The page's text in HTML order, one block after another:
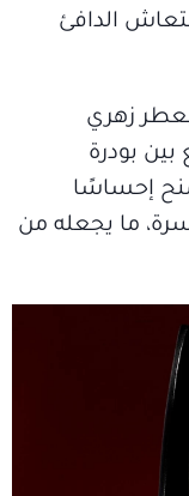
الدافئ
بعطر زهري
بودرة
إحساسًا
ما يجعله من